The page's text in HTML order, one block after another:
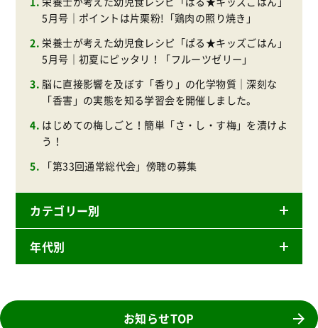
5月号｜ポイントは片栗粉!「鶏肉の照り焼き」
栄養士が考えた幼児食レシピ「ぱる★キッズごはん」
5月号｜初夏にピッタリ！「フルーツゼリー」
脳に直接影響を及ぼす「香り」の化学物質｜深刻な
「香害」の実態を知る学習会を開催しました。
はじめての梅しごと！簡単「さ・し・す梅」を漬けよ
う！
「第33回通常総代会」傍聴の募集
カテゴリー別
ニュースリリース
商品
年代別
お知らせTOP